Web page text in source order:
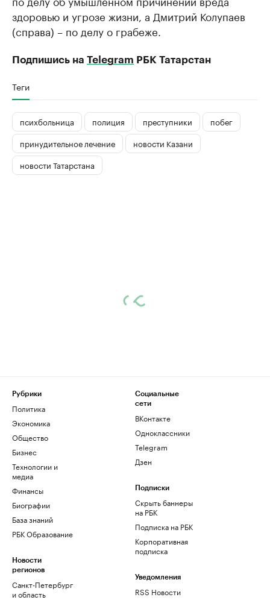
здоровью и угрозе жизни, а Дмитрий Колупаев
(справа) – по делу о грабеже.
Подпишись на Telegram РБК Татарстан
Теги
психбольница полиция преступники
побег
принудительное лечение
новости Казани
новости Татарстана
Рубрики
Политика
Экономика
Общество
Бизнес
Технологии и
медиа
Финансы
Биографии
База знаний
РБК Образование
Новости
регионов
Санкт-Петербург
и область
Социальные
сети
ВКонтакте
Одноклассники
Telegram
Дзен
Подписки
Скрыть баннеры
на РБК
Подписка на РБК
Корпоративная
подписка
Уведомления
RSS Новости